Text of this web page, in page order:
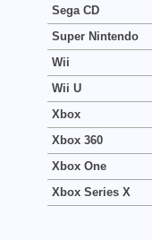
Sega CD
Super Nintendo
Wii
Wii U
Xbox
Xbox 360
Xbox One
Xbox Series X